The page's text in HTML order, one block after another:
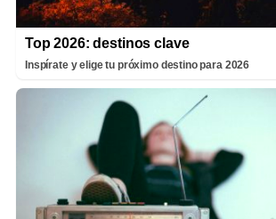
Top 2026: destinos clave
Inspírate y elige tu próximo destino para 2026